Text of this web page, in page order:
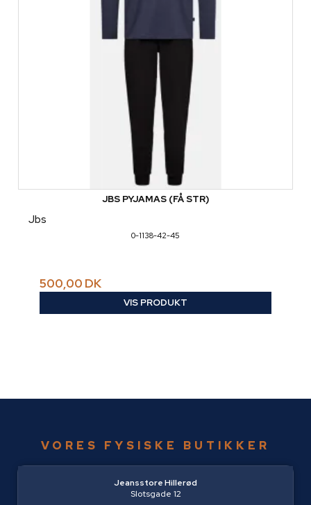
JBS PYJAMAS (FÅ STR)
Jbs
0-1138-42-45
500,00 DK
VIS PRODUKT
VORES FYSISKE BUTIKKER
Jeansstore Hillerød
Slotsgade 12